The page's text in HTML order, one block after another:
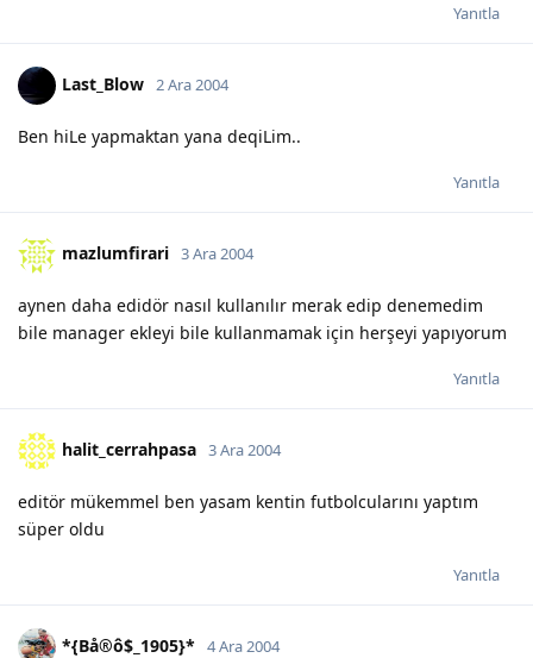
Yanıtla
Last_Blow 2 Ara 2004
Ben hiLe yapmaktan yana deqiLim..
Yanıtla
mazlumfirari 3 Ara 2004
aynen daha edidör nasıl kullanılır merak edip denemedim
bile manager ekleyi bile kullanmamak için herşeyi yapıyorum
Yanıtla
halit_cerrahpasa 3 Ara 2004
editör mükemmel ben yasam kentin futbolcularını yaptım
süper oldu
Yanıtla
*{Bå®ô$_1905}* 4 Ara 2004